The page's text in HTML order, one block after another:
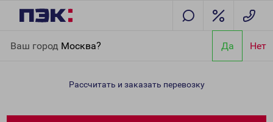
Ваш город Москва? Да Нет
Станицы в Тамбов
Рассчитать и заказать перевозку